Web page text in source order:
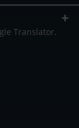
Translator.